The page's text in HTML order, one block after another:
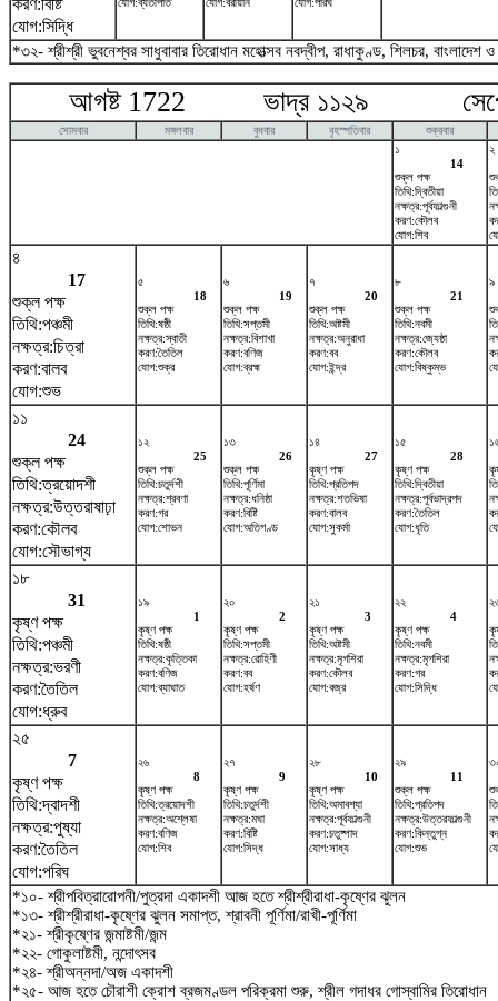
যোগ:সিদ্ধি
*৩২- শ্রীশ্রী ভুবনেশ্বর সাধুবাবার তিরোধান মহোত্সব নবদ্বীপ, রাধাকুণ্ড, শিলচর, বাংলাদেশ
আগষ্ট 1722 ভাদ্র ১১২৯
সোমবার মঙ্গলবার বুধবার বৃহস্পতিবার
শুক্রবার
১
14
শুক্ল পক্ষ
তিথি:দ্বিতীয়া
নক্ষত্র:পূর্বফাল্গুনী
করণ:কৌলব
যোগ:শিব
২
৪
17
শুক্ল পক্ষ
তিথি:পঞ্চমী
নক্ষত্র:চিত্রা
করণ:বালব
যোগ:শুভ
৫
18
শুক্ল পক্ষ
তিথি:ষষ্ঠী
নক্ষত্র:স্বাতী
করণ:তৈতিল
যোগ:শুক্র
৬
19
শুক্ল পক্ষ
তিথি:সপ্তমী
নক্ষত্র:বিশাখা
করণ:বণিজ
যোগ:ব্রহ্ম
৭
20
শুক্ল পক্ষ
তিথি:অষ্টমী
নক্ষত্র:অনুরাধা
করণ:বব
যোগ:ইন্দ্র
৮
21
শুক্ল পক্ষ
তিথি:নবমী
নক্ষত্র:জ্যেষ্ঠা
করণ:কৌলব
যোগ:বিষ্কুম্ভ
৯
১১
24
শুক্ল পক্ষ
তিথি:ত্রয়োদশী
নক্ষত্র:উত্তরাষাঢ়া
করণ:কৌলব
যোগ:সৌভাগ্য
১২
25
শুক্ল পক্ষ
তিথি:চতুর্দশী
নক্ষত্র:শ্রবণা
করণ:গর
যোগ:শোভন
১৩
26
শুক্ল পক্ষ
তিথি:পূর্ণিমা
নক্ষত্র:ধনিষ্ঠা
করণ:বিষ্টি
যোগ:অতিগণ্ড
১৪
27
কৃষ্ণ পক্ষ
তিথি:প্রতিপদ
নক্ষত্র:শতভিষ‌া
করণ:বালব
যোগ:সুকর্মা
১৫
28
কৃষ্ণ পক্ষ
তিথি:দ্বিতীয়া
নক্ষত্র:পূর্বভাদ্রপদ
করণ:তৈতিল
যোগ:ধৃতি
১৮
31
কৃষ্ণ পক্ষ
তিথি:পঞ্চমী
নক্ষত্র:ভরণী
করণ:তৈতিল
যোগ:ধ্রুব
১৯
1
কৃষ্ণ পক্ষ
তিথি:ষষ্ঠী
নক্ষত্র:কৃত্তিকা
করণ:বণিজ
যোগ:ব্যাঘাত
২০
2
কৃষ্ণ পক্ষ
তিথি:সপ্তমী
নক্ষত্র:রোহিণী
করণ:বব
যোগ:হর্ষণ
২১
3
কৃষ্ণ পক্ষ
তিথি:অষ্টমী
নক্ষত্র:মৃগশিরা
করণ:কৌলব
যোগ:বজ্র
২২
4
কৃষ্ণ পক্ষ
তিথি:নবমী
নক্ষত্র:মৃগশিরা
করণ:গর
যোগ:সিদ্ধি
২৫
7
কৃষ্ণ পক্ষ
তিথি:দ্বাদশী
নক্ষত্র:পুষ্যা
করণ:তৈতিল
যোগ:পরিঘ
২৬
8
কৃষ্ণ পক্ষ
তিথি:ত্রয়োদশী
নক্ষত্র:অশ্লেষা
করণ:বণিজ
যোগ:শিব
২৭
9
কৃষ্ণ পক্ষ
তিথি:চতুর্দশী
নক্ষত্র:মঘা
করণ:বিষ্টি
যোগ:সিদ্ধ
২৮
10
কৃষ্ণ পক্ষ
তিথি:অমাবশ্যা
নক্ষত্র:পূর্বফাল্গুনী
করণ:চতুষ্পাদ
যোগ:সাধ্য
২৯
11
শুক্ল পক্ষ
তিথি:প্রতিপদ
নক্ষত্র:উত্তরফাল্গুনী
করণ:কিন্তুগ্ন
যোগ:শুভ
*১০- শ্রীপবিত্রারোপনী/পুত্রদা একাদশী আজ হতে শ্রীশ্রীরাধা-কৃষ্ণের ঝুলন
*১৩- শ্রীশ্রীরাধা-কৃষ্ণের ঝুলন সমাপ্ত, শ্রাবনী পূর্ণিমা/রাখী-পূর্ণিমা
*২১- শ্রীকৃষ্ণের জন্মাষ্টমী/জন্ম
*২২- গোকুলাষ্টমী, নন্দোৎসব
*২৪- শ্রীঅন্নদা/অজ একাদশী
*২৫- আজ হতে চৌরাশী ক্রোশ ব্রজমণ্ডল পরিক্রমা শুরু, শ্রীল গদাধর গোস্বামির তিরোধান